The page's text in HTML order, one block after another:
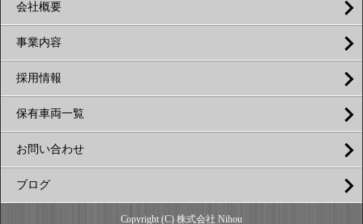
会社概要
事業内容
採用情報
保有車両一覧
お問い合わせ
ブログ
Copyright (C) 株式会社 Nihou